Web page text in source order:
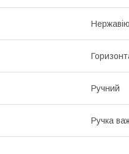
Ручний
Ручка